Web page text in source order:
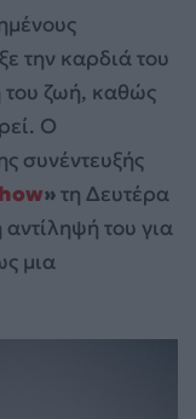
την καρδιά του
ζωή, καθώς
Ο
συνέντευξής
»τη Δευτέρα
αντίληψή του για
μια